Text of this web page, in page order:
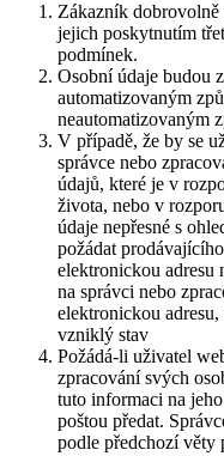
Zákazník dobrovolně
jejich poskytnutím
podmínek.
Osobní údaje budou
automatizovaným
neautomatizovaným
V případě, že by se
správce nebo
údajů, které je v
života, nebo v
údaje nepřesné s
požádat
elektronickou adresu
na správci nebo
elektronickou
vzniklý stav
Požádá-li uživatel
zpracování svých
tuto informaci na
poštou předat.
podle předchozí věty